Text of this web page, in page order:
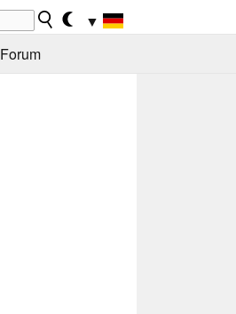
▼
Forum